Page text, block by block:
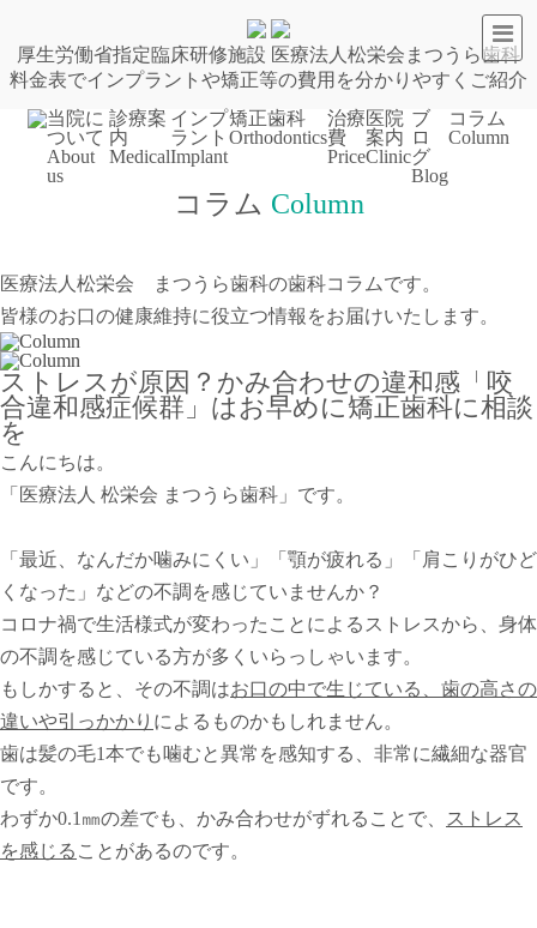
厚生労働省指定臨床研修施設 医療法人松栄会 まつうら歯科
料金表でインプラントや矯正等の費用を分かりやすくご紹介
当院に
ついて
About
us
診療案
内
Medical
インプ
ラント
Implant
矯正歯科
Orthodontics
治療
費
Price
医院
案内
Clinic
ブ
ロ
グ
Blog
コラム
Column
コラム Column
医療法人松栄会 まつうら歯科の歯科コラムです。
皆様のお口の健康維持に役立つ情報をお届けいたします。
ストレスが原因？かみ合わせの違和感「咬
合違和感症候群」はお早めに矯正歯科に相談
を
こんにちは。
「医療法人 松栄会 まつうら歯科」です。
「最近、なんだか噛みにくい」「顎が疲れる」「肩こりがひど
くなった」などの不調を感じていませんか？
コロナ禍で生活様式が変わったことによるストレスから、身体
の不調を感じている方が多くいらっしゃいます。
もしかすると、その不調はお口の中で生じている、歯の高さの
違いや引っかかり によるものかもしれません。
歯は髪の毛1本でも噛むと異常を感知する、非常に繊細な器官
です。
わずか0.1㎜の差でも、かみ合わせがずれることで、
ストレス
を感じる ことがあるのです。